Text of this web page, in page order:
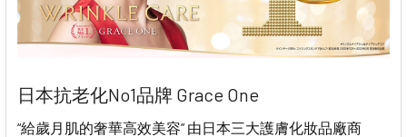
日本抗老化No1品牌 Grace One
“給歲月肌的奢華高效美容” 由日本三大護膚化妝品廠商